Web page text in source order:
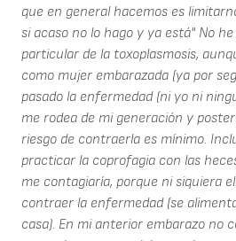
que en general hacemos es
si acaso no lo hago y ya está" No
particular de la toxoplasmosis,
como mujer embarazada (ya por
pasado la enfermedad (ni yo ni
me rodea de mi generación y
riesgo de contraerla es mínimo.
practicar la coprofagia con las
me contagiaría, porque ni siquiera
contraer la enfermedad (se
casa). En mi anterior embarazo no